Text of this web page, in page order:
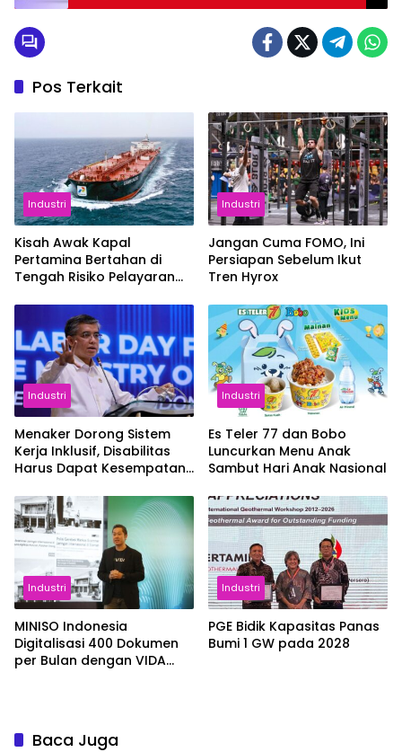
Pos Terkait
Industri
Kisah Awak Kapal
Pertamina Bertahan di
Tengah Risiko Pelayaran
Industri
Jangan Cuma FOMO, Ini
Persiapan Sebelum Ikut
Tren Hyrox
Industri
Menaker Dorong Sistem
Kerja Inklusif, Disabilitas
Harus Dapat Kesempatan
Industri
Es Teler 77 dan Bobo
Luncurkan Menu Anak
Sambut Hari Anak Nasional
Industri
MINISO Indonesia
Digitalisasi 400 Dokumen
per Bulan dengan VIDA
Industri
PGE Bidik Kapasitas Panas
Bumi 1 GW pada 2028
Baca Juga